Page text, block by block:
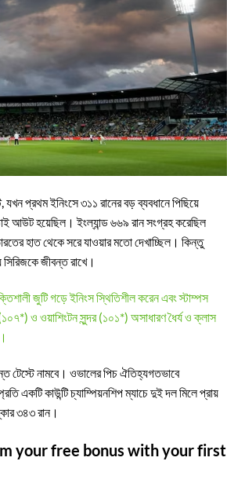
প্রথম ইনিংসে ৩১১ রানের বড় ব্যবধানে পিছিয়ে
আউট হয়েছিল। ইংল্যান্ড ৬৬৯ রান সংগ্রহ করেছিল
হাত থেকে সরে যাওয়ার মতো দেখাচ্ছিল। কিন্তু
সিরিজকে জীবন্ত রাখে।
জুটি গড়ে ইনিংস স্থিতিশীল করেন এবং স্টাম্পস
ও ওয়াশিংটন সুন্দর (১০১*) অসাধারণ ধৈর্য ও ক্লাস
টেস্টে নামবে। ওভালের পিচ ঐতিহ্যগতভাবে
একটি কাউন্টি চ্যাম্পিয়নশিপ ম্যাচে দুই দল মিলে প্রায়
৩৪৩ রান।
your free bonus with your first